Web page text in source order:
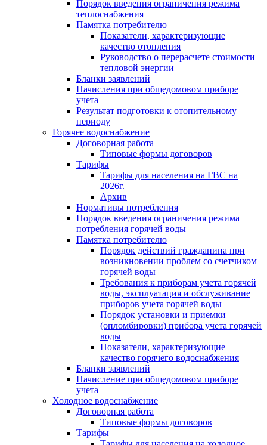
Порядок введения ограничения режима
теплоснабжения
Памятка потребителю
Показатели, характеризующие
качество отопления
Руководство о перерасчете стоимости
тепловой энергии
Бланки заявлений
Начисления при общедомовом приборе
учета
Результат подготовки к отопительному
периоду
Горячее водоснабжение
Договорная работа
Типовые формы договоров
Тарифы
Тарифы для населения на ГВС на
2026г.
Архив
Нормативы потребления
Порядок введения ограничения режима
потребления горячей воды
Памятка потребителю
Порядок действий гражданина при
возникновении проблем со счетчиком
горячей воды
Требования к приборам учета горячей
воды, эксплуатация и обслуживание
приборов учета горячей воды
Порядок установки и приемки
(опломбировки) прибора учета горячей
воды
Показатели, характеризующие
качество горячего водоснабжения
Бланки заявлений
Начисление при общедомовом приборе
учета
Холодное водоснабжение
Договорная работа
Типовые формы договоров
Тарифы